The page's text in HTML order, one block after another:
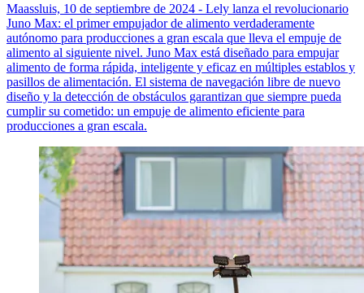
Maassluis, 10 de septiembre de 2024 - Lely lanza el revolucionario
Juno Max: el primer empujador de alimento verdaderamente
autónomo para producciones a gran escala que lleva el empuje de
alimento al siguiente nivel. Juno Max está diseñado para empujar
alimento de forma rápida, inteligente y eficaz en múltiples establos y
pasillos de alimentación. El sistema de navegación libre de nuevo
diseño y la detección de obstáculos garantizan que siempre pueda
cumplir su cometido: un empuje de alimento eficiente para
producciones a gran escala.